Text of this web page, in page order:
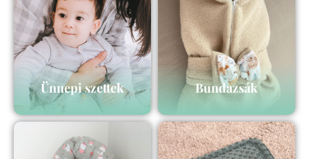
Ünnepi szettek Bundazsák